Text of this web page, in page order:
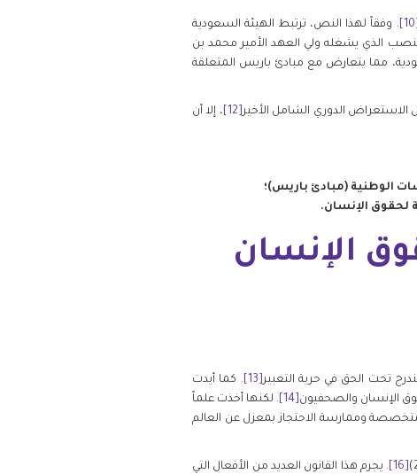
[10]
. وفقاً لهذا النص، ترتبط الهيئة السعودية
جميع الأعضاء الـ 18 بأمر من رئيس الوزراء، وهو المنصب الذي يشغله ولي العهد الأمير محمد بن
مما يتعارض مع مبادئ باريس المتعلقة
الدوري الشامل الأخير [12]
، إلا أن
الوطنية (مبادئ باريس)؛
لحقوق الإنسان.
تحت الحق في حرية التعبير [13]
. كما أيدت
الإنسان والصحفيون [14]
. لكنها أخذت علماً
وممارسة الاحتجاز بمعزل عن العالم
[16]
. يجرم هذا القانون العديد من الأفعال التي